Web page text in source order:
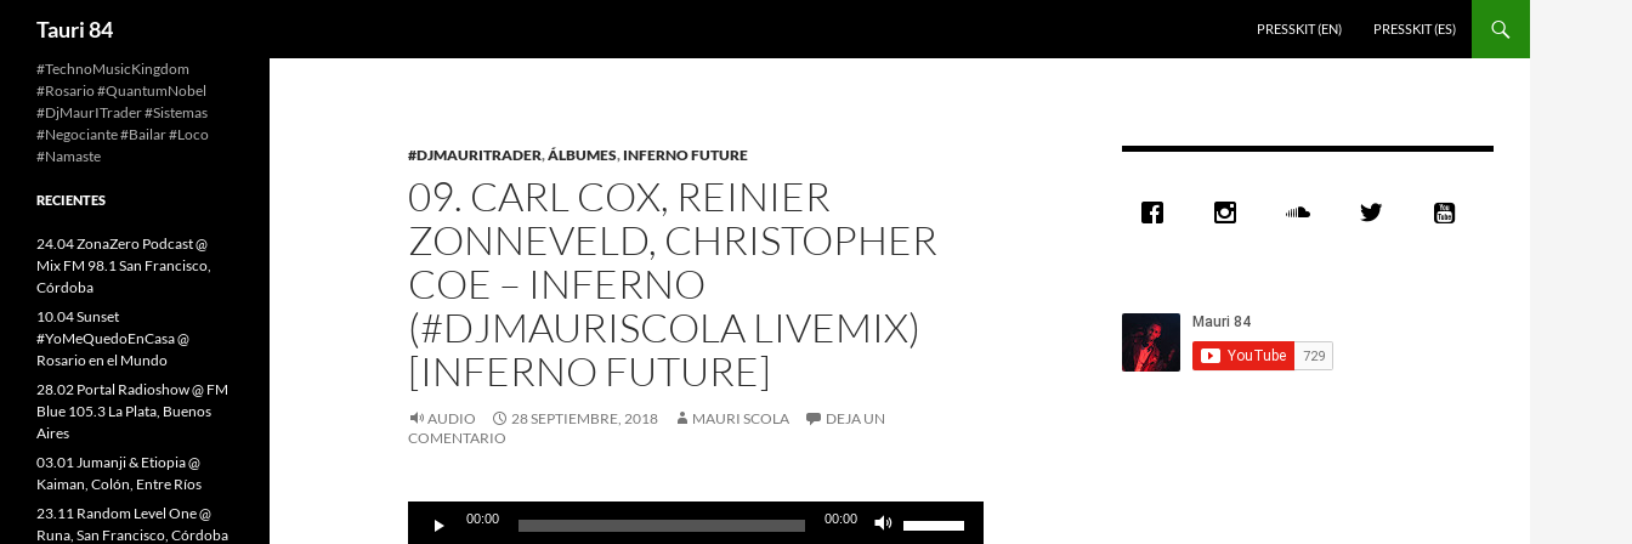
Saltar
contenido
Tauri 84 PRESSKIT (EN) PRESSKIT (ES)
#DJMAURITRADER,ÁLBUMES, INFERNO FUTURE
09. CARL COX, REINIER
ZONNEVELD, CHRISTOPHER
COE – INFERNO
(#DJMAURISCOLA LIVEMIX)
[INFERNO FUTURE]
AUDIO 28 SEPTIEMBRE, 2018 MAURI SCOLA
DEJA UN
COMENTARIO
Reproductor
00:00 00:00
#TechnoMusicKingdom
#Rosario #QuantumNobel
#DjMaurITrader #Sistemas
#Negociante #Bailar #Loco
#Namaste
RECIENTES
24.04 ZonaZero Podcast @
Mix FM 98.1 San Francisco,
Córdoba
10.04 Sunset
#YoMeQuedoEnCasa @
Rosario en el Mundo
28.02 Portal Radioshow @ FM
Blue 105.3 La Plata, Buenos
Aires
03.01 Jumanji & Etiopia @
Kaiman, Colón, Entre Ríos
23.11 Random Level One @
Runa, San Francisco, Córdoba